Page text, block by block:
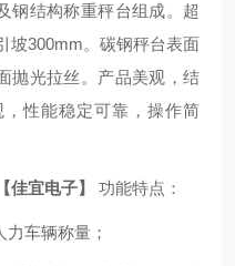
钢结构称重秤台组成。超
坡300mm。碳钢秤台表面
抛光拉丝。产品美观，结
性能稳定可靠，操作简
佳宜电子】 功能特点：
车辆称量；